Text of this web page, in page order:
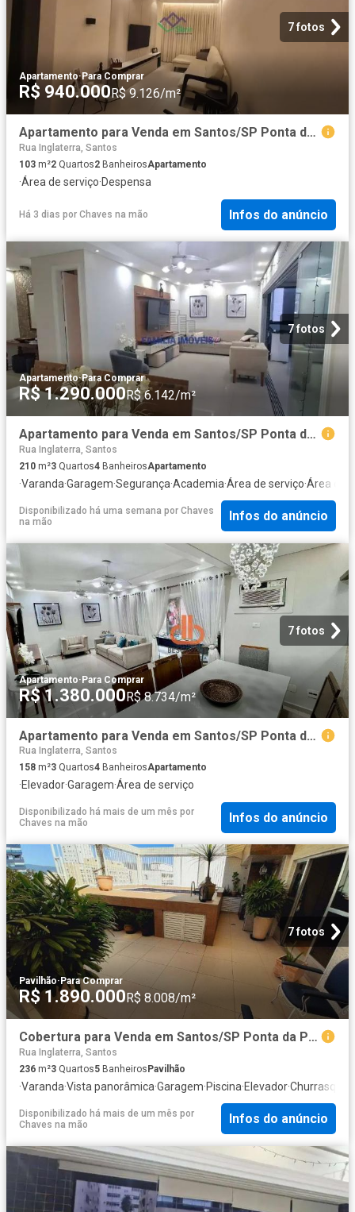
7 fotos
Apartamento·Para Comprar
R$ 940.000R$ 9.126/m²
Apartamento para Venda em Santos/SP Ponta da Praia 2 Quartos
Rua Inglaterra, Santos
103 m²2 Quartos2 BanheirosApartamento
·Área de serviço·Despensa
Há 3 dias por Chaves na mão Infos do anúncio
7 fotos
Apartamento·Para Comprar
R$ 1.290.000R$ 6.142/m²
Apartamento para Venda em Santos/SP Ponta da Praia 3 Quartos
Rua Inglaterra, Santos
210 m²3 Quartos4 BanheirosApartamento
·Varanda·Garagem·Segurança·Academia·Área de serviço·Área das
Disponibilizado há uma semana por Chaves
na mão
Infos do anúncio
7 fotos
Apartamento·Para Comprar
R$ 1.380.000R$ 8.734/m²
Apartamento para Venda em Santos/SP Ponta da Praia 3 Quartos
Rua Inglaterra, Santos
158 m²3 Quartos4 BanheirosApartamento
·Elevador·Garagem·Área de serviço
Disponibilizado há mais de um mês por
Chaves na mão
Infos do anúncio
7 fotos
Pavilhão· Para Comprar
R$ 1.890.000R$ 8.008/m²
Cobertura para Venda em Santos/SP Ponta da Praia 3 Quartos
Rua Inglaterra, Santos
236 m²3 Quartos5 Banheiros Pavilhão
·Varanda·Vista panorâmica·Garagem·Piscina·Elevador·
Disponibilizado há mais de um mês por
Chaves na mão
Infos do anúncio